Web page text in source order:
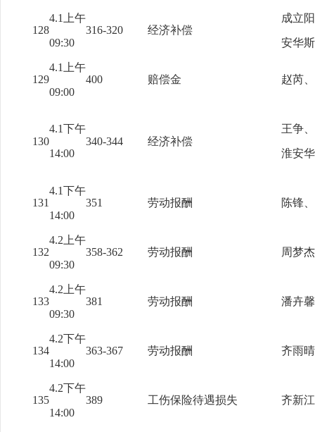
128
4.1上午
09:30
316-320 经济补偿
成立
安华
129
4.1上午
09:00
400 赔偿金 赵芮
130
4.1下午
14:00
340-344 经济补偿
王争
淮安
131
4.1下午
14:00
351 劳动报酬 陈锋
132
4.2上午
09:30
358-362 劳动报酬 周梦
133
4.2上午
09:30
381 劳动报酬 潘卉
134
4.2下午
14:00
363-367 劳动报酬 齐雨
135
4.2下午
14:00
389 工伤保险待遇损失 齐新